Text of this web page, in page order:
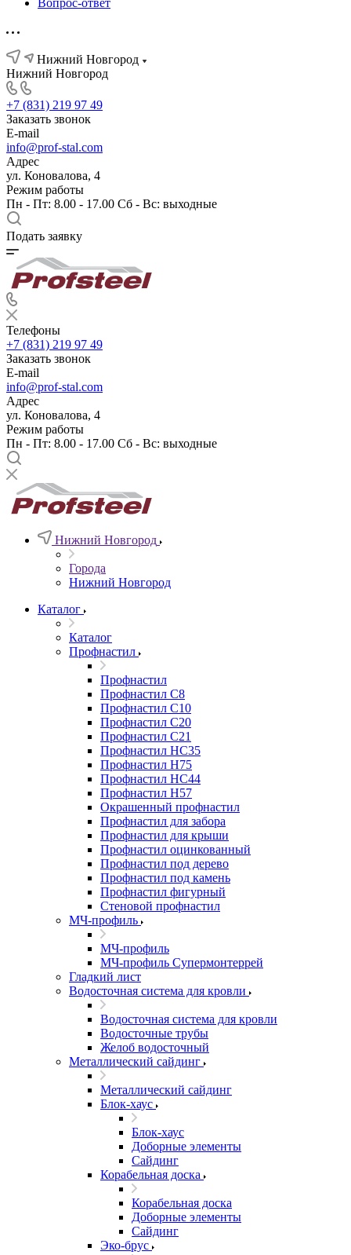
Вопрос-ответ
Нижний Новгород
Нижний Новгород
+7 (831) 219 97 49
Заказать звонок
E-mail
info@prof-stal.com
Адрес
ул. Коновалова, 4
Режим работы
Пн - Пт: 8.00 - 17.00 Сб - Вс: выходные
Подать заявку
Телефоны
+7 (831) 219 97 49
Заказать звонок
E-mail
info@prof-stal.com
Адрес
ул. Коновалова, 4
Режим работы
Пн - Пт: 8.00 - 17.00 Сб - Вс: выходные
Нижний Новгород
Города
Нижний Новгород
Каталог
Каталог
Профнастил
Профнастил
Профнастил С8
Профнастил С10
Профнастил С20
Профнастил С21
Профнастил НС35
Профнастил Н75
Профнастил HC44
Профнастил Н57
Окрашенный профнастил
Профнастил для забора
Профнастил для крыши
Профнастил оцинкованный
Профнастил под дерево
Профнастил под камень
Профнастил фигурный
Стеновой профнастил
МЧ-профиль
МЧ-профиль
МЧ-профиль Супермонтеррей
Гладкий лист
Водосточная система для кровли
Водосточная система для кровли
Водосточные трубы
Желоб водосточный
Металлический сайдинг
Металлический сайдинг
Блок-хаус
Блок-хаус
Доборные элементы
Сайдинг
Корабельная доска
Корабельная доска
Доборные элементы
Сайдинг
Эко-брус